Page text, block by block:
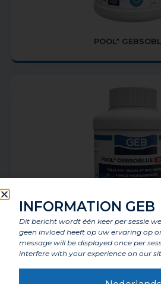
POOL*
POOL*
INFORMATION GEB
Dit bericht wordt één keer per sessie
geen invloed heeft op uw ervaring op
message will be displayed once per
interfere with your experience on our